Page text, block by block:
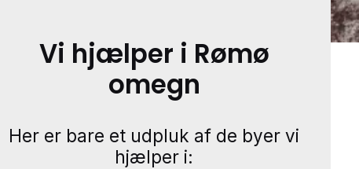
Vi hjælper i Rømø
omegn
Her er bare et udpluk af de byer vi
hjælper i: